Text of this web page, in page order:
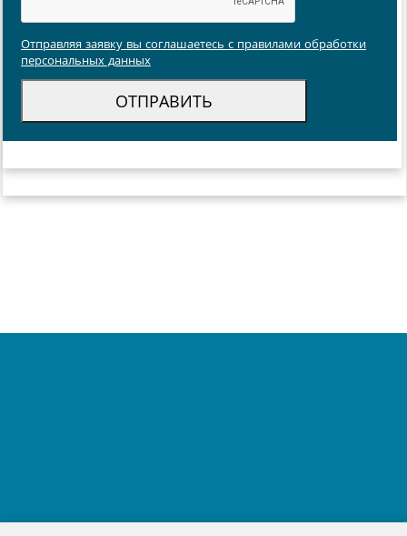
Отправляя заявку вы соглашаетесь с правилами обработки
персональных данных